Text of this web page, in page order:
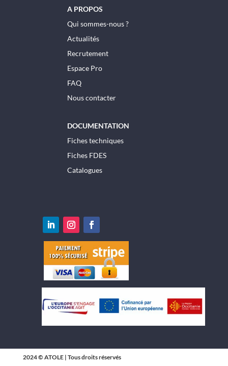
A PROPOS
Qui sommes-nous ?
Actualités
Recrutement
Espace Pro
FAQ
Nous contacter
DOCUMENTATION
Fiches techniques
Fiches FDES
Catalogues
2024 © ATOLE | Tous droits réservés